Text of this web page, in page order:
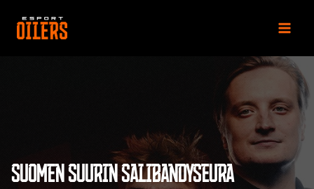
sisältöön
SUOMEN SUURIN SALIBANDYSEURA